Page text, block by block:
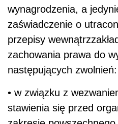
wynagrodzenia, a
zaświadczenie o
przepisy
zachowania prawa do
następujących zwolnień:
• w związku z
stawienia się przed